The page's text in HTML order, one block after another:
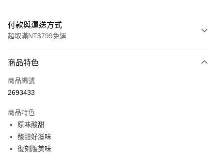
付款與運送方式
超取滿NT$799免運
信用卡一次付款
超商取貨付款
Apple Pay
街口支付
商品特色
商品編號
2693433
商品特色
原味酸甜
酸甜好滋味
復刻版美味